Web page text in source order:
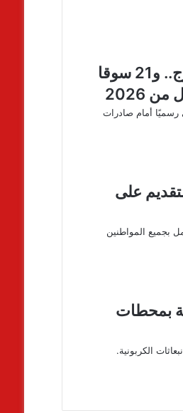
وزير الزراعة يعلن فتح السوق الأفغاني رسميًا أمام الليمون الطازج.. و21 سوقا
2026
رسميًا أمام صادرات
على
بجميع المواطنين
بمحطات
الكربونية.